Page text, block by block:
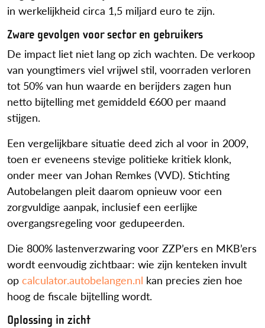
in werkelijkheid circa 1,5 miljard euro te zijn.
Zware gevolgen voor sector en gebruikers
De impact liet niet lang op zich wachten. De verkoop
van youngtimers viel vrijwel stil, voorraden verloren
tot 50% van hun waarde en berijders zagen hun
netto bijtelling met gemiddeld €600 per maand
stijgen.
Een vergelijkbare situatie deed zich al voor in 2009,
toen er eveneens stevige politieke kritiek klonk,
onder meer van Johan Remkes (VVD). Stichting
Autobelangen pleit daarom opnieuw voor een
zorgvuldige aanpak, inclusief een eerlijke
overgangsregeling voor gedupeerden.
Die 800% lastenverzwaring voor ZZP’ers en MKB’ers
wordt eenvoudig zichtbaar: wie zijn kenteken invult
op calculator.autobelangen.nl kan precies zien hoe
hoog de fiscale bijtelling wordt.
Oplossing in zicht